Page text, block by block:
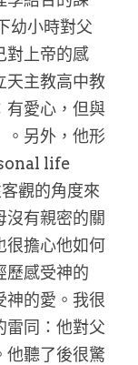
幼小時對父
對上帝的感
天主教高中教
有愛心，但與
另外，他形
life
觀的角度來
沒有親密的關
很擔心他如何
歷感受神的
神的愛。我很
雷同：他對父
他聽了後很驚